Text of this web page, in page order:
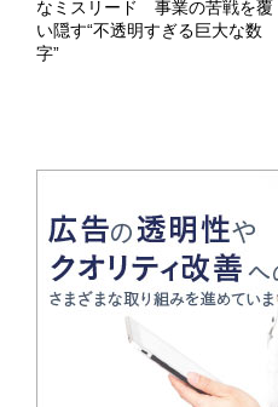
なミスリード 事業の苦戦を覆
い隠す“不透明すぎる巨大な数
字”